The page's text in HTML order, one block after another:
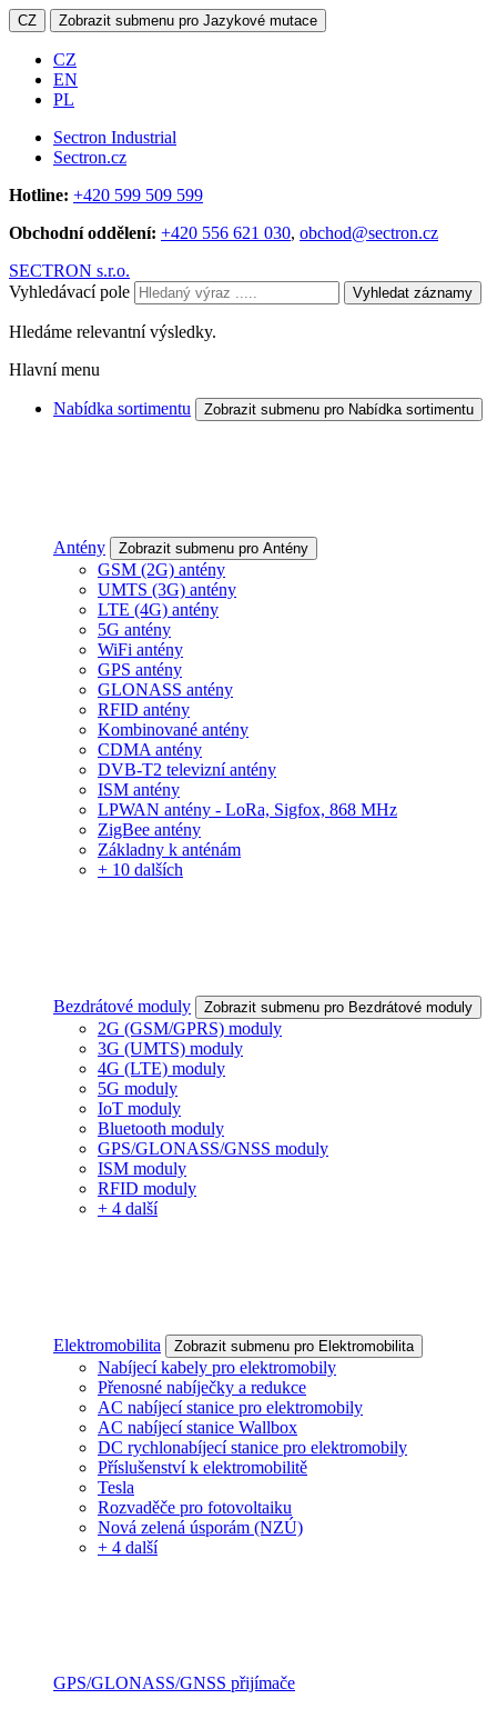
CZ Zobrazit submenu pro Jazykové mutace
CZ
EN
PL
Sectron Industrial
Sectron.cz
Hotline: +420 599 509 599
Obchodní oddělení: +420 556 621 030, obchod@sectron.cz
SECTRON s.r.o.
Vyhledávací pole
Vyhledat záznamy
Hledáme relevantní výsledky.
Hlavní menu
Nabídka sortimentu Zobrazit submenu pro Nabídka sortimentu
Antény Zobrazit submenu pro Antény
GSM (2G) antény
UMTS (3G) antény
LTE (4G) antény
5G antény
WiFi antény
GPS antény
GLONASS antény
RFID antény
Kombinované antény
CDMA antény
DVB-T2 televizní antény
ISM antény
LPWAN antény - LoRa, Sigfox, 868 MHz
ZigBee antény
Základny k anténám
+ 10 dalších
Bezdrátové moduly Zobrazit submenu pro Bezdrátové moduly
2G (GSM/GPRS) moduly
3G (UMTS) moduly
4G (LTE) moduly
5G moduly
IoT moduly
Bluetooth moduly
GPS/GLONASS/GNSS moduly
ISM moduly
RFID moduly
+ 4 další
Elektromobilita Zobrazit submenu pro Elektromobilita
Nabíjecí kabely pro elektromobily
Přenosné nabíječky a redukce
AC nabíjecí stanice pro elektromobily
AC nabíjecí stanice Wallbox
DC rychlonabíjecí stanice pro elektromobily
Příslušenství k elektromobilitě
Tesla
Rozvaděče pro fotovoltaiku
Nová zelená úsporám (NZÚ)
+ 4 další
GPS/GLONASS/GNSS přijímače